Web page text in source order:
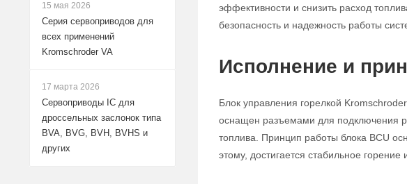
эффективности и снизить расход
безопасность и надежность работы
Исполнение и
Блок управления горелкой
оснащен разъемами для подключения
топлива. Принцип работы блока BCU
этому, достигается стабильное
15 мая 2026
Серия сервоприводов для
всех применений
Kromschroder VA
17 марта 2026
Сервоприводы IC для
дроссельных заслонок типа
BVA, BVG, BVH, BVHS и
других